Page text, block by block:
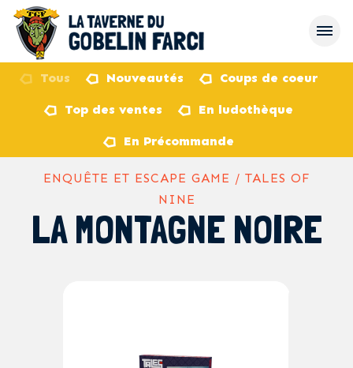
Tous Nouveautés Coups de coeur
Top des ventes En ludothèque
En Précommande
ENQUÊTE ET ESCAPE GAME / TALES OF
NINE
LA MONTAGNE NOIRE